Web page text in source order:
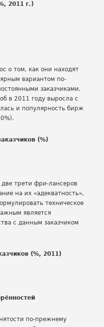
2011 г.)
о том, как они находят
вариантом по-
заказчиками.
в 2011 году выросла с
и популярность бирж
(%)
две трети фри-лансеров
на их «адекватность»,
техническое
является
с данным заказчиком
(%, 2011)
по-прежнему